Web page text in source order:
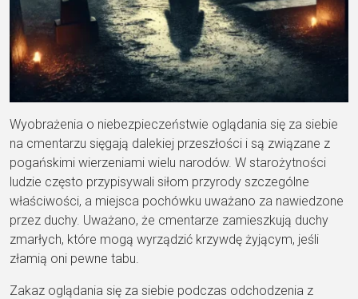
Wyobrażenia o niebezpieczeństwie oglądania się za siebie
na cmentarzu sięgają dalekiej przeszłości i są związane z
pogańskimi wierzeniami wielu narodów. W starożytności
ludzie często przypisywali siłom przyrody szczególne
właściwości, a miejsca pochówku uważano za nawiedzone
przez duchy. Uważano, że cmentarze zamieszkują duchy
zmarłych, które mogą wyrządzić krzywdę żyjącym, jeśli
złamią oni pewne tabu.
Zakaz oglądania się za siebie podczas odchodzenia z